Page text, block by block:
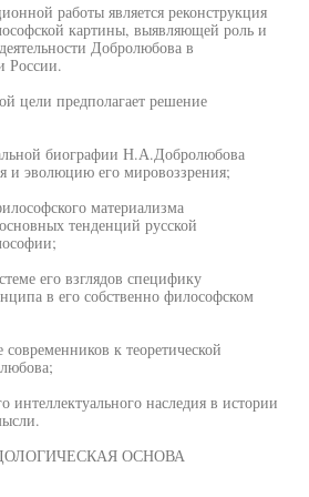
работы является реконструкция
картины, выявляющей роль и
Добролюбова в
России.
цели предполагает решение
биографии Н.А.Добролюбова
и эволюцию его мировоззрения;
материализма
тенденций русской
его взглядов специфику
в его собственно философском
к теоретической
интеллектуального наследия в истории
ОСНОВА